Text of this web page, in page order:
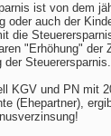
ist von dem
oder auch der
die
"Erhöhung" der
der Steuerersparnis.
KGV und PN mit
(Ehepartner),